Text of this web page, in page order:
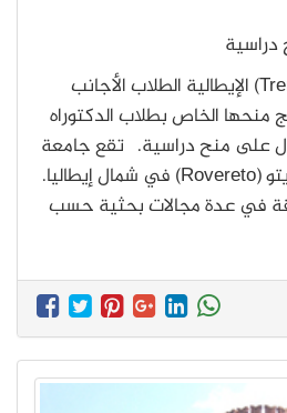
دراسية
تدعو جامعة ترينتو (Trento) الإيطالية الطلاب الأجانب
منحها الخاص بطلاب الدكتوراه
على منح دراسية. تقع جامعة
ترينتو قرب مدينة روفيريتو (Rovereto) في شمال إيطاليا.
في عدة مجالات بحثية حسب